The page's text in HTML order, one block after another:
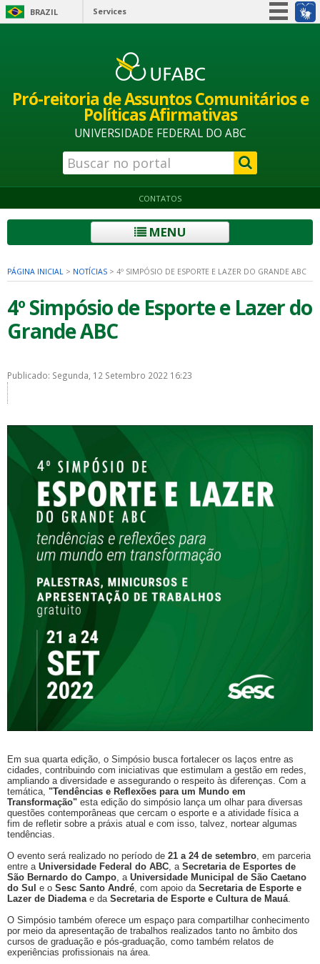
BRAZIL Services
Information access
Legislation
Information channels
Pró-reitoria de Assuntos Comunitários e
Políticas Afirmativas
UNIVERSIDADE FEDERAL DO ABC
CONTATOS
MENU
PÁGINA INICIAL > NOTÍCIAS > 4º SIMPÓSIO DE ESPORTE E LAZER DO GRANDE ABC
4º Simpósio de Esporte e Lazer do
Grande ABC
Publicado: Segunda, 12 Setembro 2022 16:23
Em sua quarta edição, o Simpósio busca fortalecer os laços entre as
cidades, contribuindo com iniciativas que estimulam a gestão em redes,
ampliando a diversidade e assegurando o respeito às diferenças. Com a
temática, "Tendências e Reflexões para um Mundo em
Transformação" esta edição do simpósio lança um olhar para diversas
questões contemporâneas que cercam o esporte e a atividade física a
fim de refletir sobre a práxis atual e com isso, talvez, nortear algumas
tendências.
O evento será realizado no período de 21 a 24 de setembro, em parceria
entre a Universidade Federal do ABC, a Secretaria de Esportes de
São Bernardo do Campo, a Universidade Municipal de São Caetano
do Sul e o Sesc Santo André, com apoio da Secretaria de Esporte e
Lazer de Diademae da Secretaria de Esporte e Cultura de Mauá.
O Simpósio também oferece um espaço para compartilhar conhecimento
por meio da apresentação de trabalhos realizados tanto no âmbito dos
cursos de graduação e pós-graduação, como também relatos de
experiências profissionais na área.